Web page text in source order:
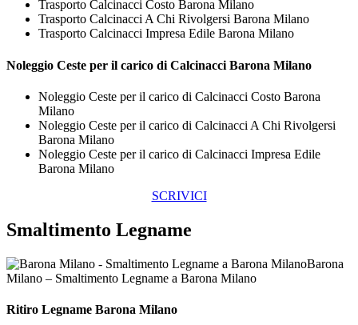
Trasporto Calcinacci Costo Barona Milano
Trasporto Calcinacci A Chi Rivolgersi Barona Milano
Trasporto Calcinacci Impresa Edile Barona Milano
Noleggio Ceste per il carico di Calcinacci Barona Milano
Noleggio Ceste per il carico di Calcinacci Costo Barona
Milano
Noleggio Ceste per il carico di Calcinacci A Chi Rivolgersi
Barona Milano
Noleggio Ceste per il carico di Calcinacci Impresa Edile
Barona Milano
SCRIVICI
Smaltimento Legname
Barona
Milano – Smaltimento Legname a Barona Milano
Ritiro Legname Barona Milano